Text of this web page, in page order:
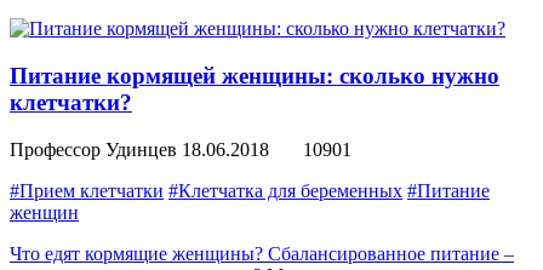
Питание кормящей женщины: сколько нужно
клетчатки?
Профессор Удинцев 18.06.2018
10901
#Прием клетчатки #Клетчатка для беременных #Питание
женщин
Что едят кормящие женщины? Сбалансированное питание –